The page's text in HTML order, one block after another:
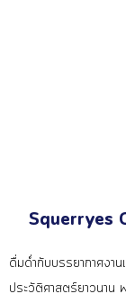
Squerryes
ดื่มด่ำกับบรรยากาศงา
ประวัติศาสตร์ยาวนาน